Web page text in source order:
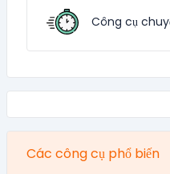
Công cụ
Các công cụ phổ biến